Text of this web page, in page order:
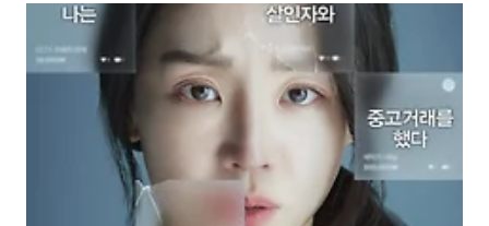
점인 170만 관객을 동원하며흥행에 성공했습니다. 2. 영화 보스 출연진 인물
정보 나순태 역 : 조우진조직의 2인자로 모두가 바라는 보스 후계자다.사랑하
는 아내와 딸이 있는 순태는 조직에서 탈퇴하고, 운영하는 중국집을 프렌차이
즈화 하여 쉐프로 성공하고 싶다. 동강표 역 : 정경호조직의 계보를 잇..